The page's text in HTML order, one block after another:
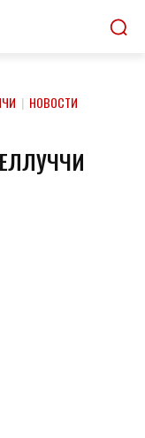
| НОВОСТИ